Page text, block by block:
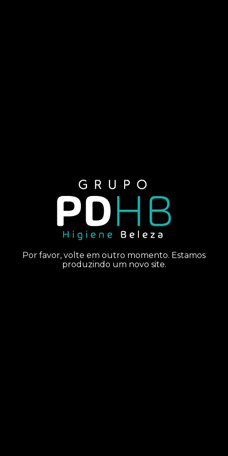
Por favor, volte em outro momento. Estamos
produzindo um novo site.